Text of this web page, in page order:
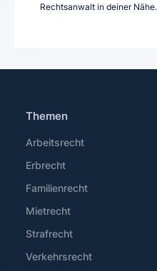
Rechtsanwalt in deiner Nähe.
Themen
Arbeitsrecht
Erbrecht
Familienrecht
Mietrecht
Strafrecht
Verkehrsrecht